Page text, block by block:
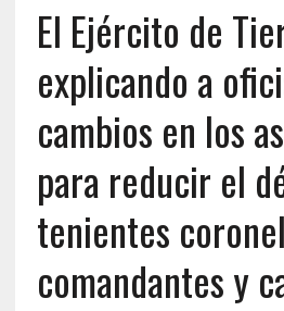
El Ejército de
explicando a
cambios en los
para reducir el
tenientes
comandantes y